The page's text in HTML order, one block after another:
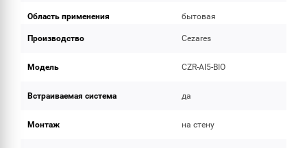
Область применения бытовая
Производство Cezares
Модель CZR-AI5-BIO
Встраиваемая система да
Монтаж на стену